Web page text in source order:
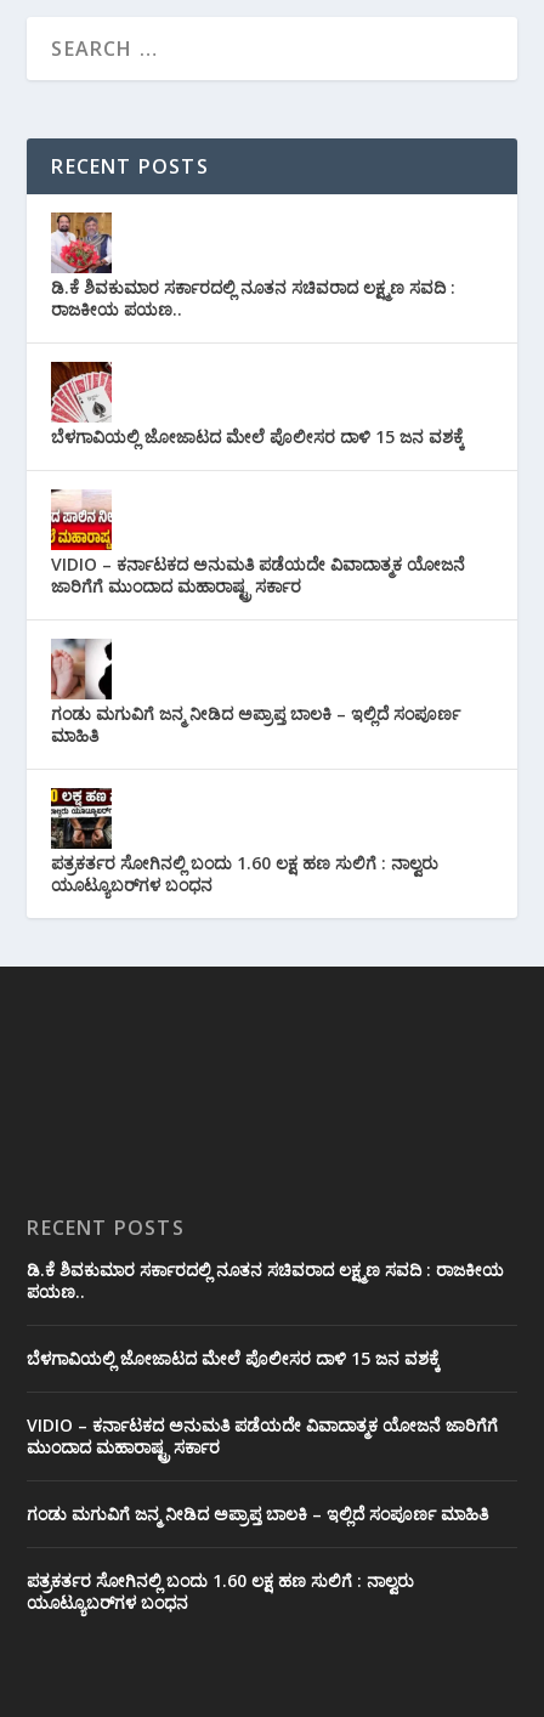
RECENT POSTS
ಡಿ.ಕೆ ಶಿವಕುಮಾರ ಸರ್ಕಾರದಲ್ಲಿ ನೂತನ ಸಚಿವರಾದ ಲಕ್ಷ್ಮಣ ಸವದಿ :
ರಾಜಕೀಯ ಪಯಣ..
ಬೆಳಗಾವಿಯಲ್ಲಿ ಜೋಜಾಟದ ಮೇಲೆ ಪೊಲೀಸರ ದಾಳಿ 15 ಜನ ವಶಕ್ಕೆ
VIDIO – ಕರ್ನಾಟಕದ ಅನುಮತಿ ಪಡೆಯದೇ ವಿವಾದಾತ್ಮಕ ಯೋಜನೆ
ಜಾರಿಗೆಗೆ ಮುಂದಾದ ಮಹಾರಾಷ್ಟ್ರ ಸರ್ಕಾರ
ಗಂಡು ಮಗುವಿಗೆ ಜನ್ಮ ನೀಡಿದ ಅಪ್ರಾಪ್ತ ಬಾಲಕಿ – ಇಲ್ಲಿದೆ ಸಂಪೂರ್ಣ
ಮಾಹಿತಿ
ಪತ್ರಕರ್ತರ ಸೋಗಿನಲ್ಲಿ ಬಂದು 1.60 ಲಕ್ಷ ಹಣ ಸುಲಿಗೆ : ನಾಲ್ವರು
ಯೂಟ್ಯೂಬರ್‌ಗಳ ಬಂಧನ
RECENT POSTS
ಡಿ.ಕೆ ಶಿವಕುಮಾರ ಸರ್ಕಾರದಲ್ಲಿ ನೂತನ ಸಚಿವರಾದ ಲಕ್ಷ್ಮಣ ಸವದಿ : ರಾಜಕೀಯ
ಪಯಣ..
ಬೆಳಗಾವಿಯಲ್ಲಿ ಜೋಜಾಟದ ಮೇಲೆ ಪೊಲೀಸರ ದಾಳಿ 15 ಜನ ವಶಕ್ಕೆ
VIDIO – ಕರ್ನಾಟಕದ ಅನುಮತಿ ಪಡೆಯದೇ ವಿವಾದಾತ್ಮಕ ಯೋಜನೆ ಜಾರಿಗೆಗೆ
ಮುಂದಾದ ಮಹಾರಾಷ್ಟ್ರ ಸರ್ಕಾರ
ಗಂಡು ಮಗುವಿಗೆ ಜನ್ಮ ನೀಡಿದ ಅಪ್ರಾಪ್ತ ಬಾಲಕಿ – ಇಲ್ಲಿದೆ ಸಂಪೂರ್ಣ ಮಾಹಿತಿ
ಪತ್ರಕರ್ತರ ಸೋಗಿನಲ್ಲಿ ಬಂದು 1.60 ಲಕ್ಷ ಹಣ ಸುಲಿಗೆ : ನಾಲ್ವರು
ಯೂಟ್ಯೂಬರ್‌ಗಳ ಬಂಧನ